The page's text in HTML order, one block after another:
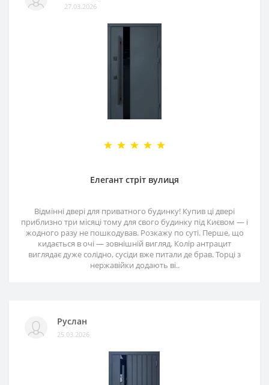
27.03.2026
Елегант стріт вулиця
Відмінні двері для приватного будинку! Купив ці двері
приблизно три місяці тому для свого будинку під Києвом — і
жодного разу не пошкодував. Розкажу по суті. Перше, що
кидається в очі — зовнішній вигляд. Колір антрацит
виглядає дуже солідно, сусіди вже питали де брав. Торці з
нержавійки додають ві..
Руслан
25.03.2026